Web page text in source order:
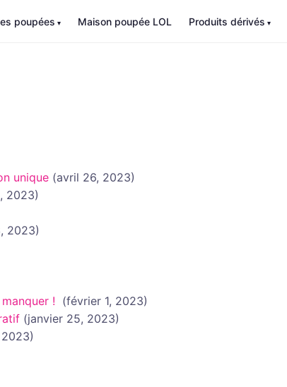
poupées Maison poupée LOL Produits dérivés
unique (avril 26, 2023)
2023)
2023)
! (février 1, 2023)
(janvier 25, 2023)